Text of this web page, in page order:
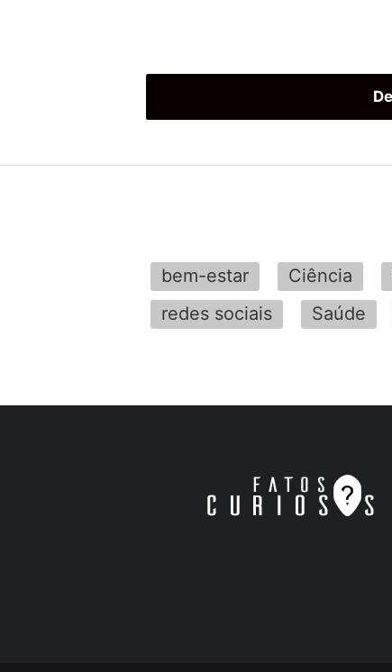
bem-estar Ciência
redes sociais
Saúde